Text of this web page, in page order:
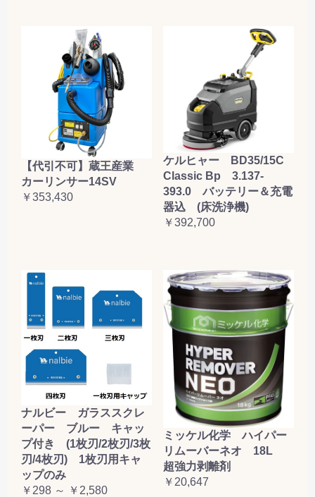
【代引不可】蔵王産業
カーリンサー14SV
￥353,430
ケルヒャー BD35/15C
Classic Bp 3.137-
393.0 バッテリー＆充電
器込 (床洗浄機)
￥392,700
ナルビー ガラススクレ
ーパー ブルー キャッ
プ付き (1枚刃/2枚刃/3枚
刃/4枚刃) 1枚刃用キャ
ップのみ
￥298 ～ ￥2,580
ミッケル化学 ハイパー
リムーバーネオ 18L
超強力剥離剤
￥20,647